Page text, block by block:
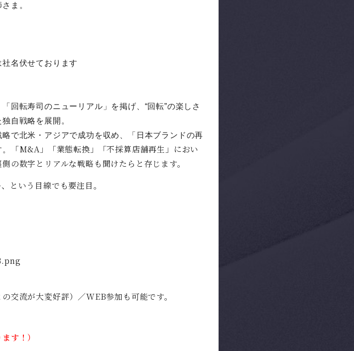
ま。
名伏せております
回転寿司のニューリアル」を掲げ、“回転”の楽しさ
自戦略を展開。
で北米・ アジアで成功を収め、「日本ブランドの再
「M&A」「業態転換」「不採算店舗再生」におい
の数字とリアルな戦略も聞けたらと 存じます。
という目線でも要注目。
交流が大変好評） ／WEB参加も可能です。
す！）